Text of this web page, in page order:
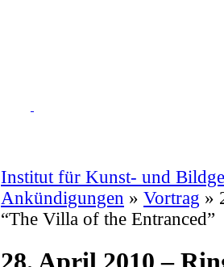
Institut für Kunst- und
Ankündigungen » Vortrag »
“The Villa of the Entranced”